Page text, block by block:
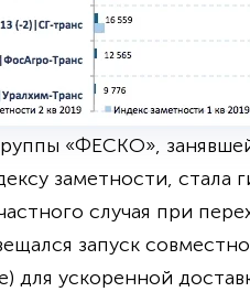
«ФЕСКО»,
заметности, стала
случая при
запуск
ускоренной